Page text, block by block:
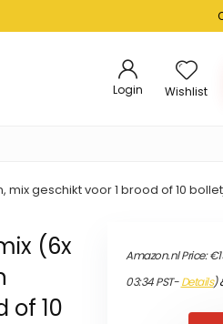
Login Wishlist
geschikt voor 1 brood of 10
(6x
of 10
Amazon.nl Price:€
03:34 PST-Details)